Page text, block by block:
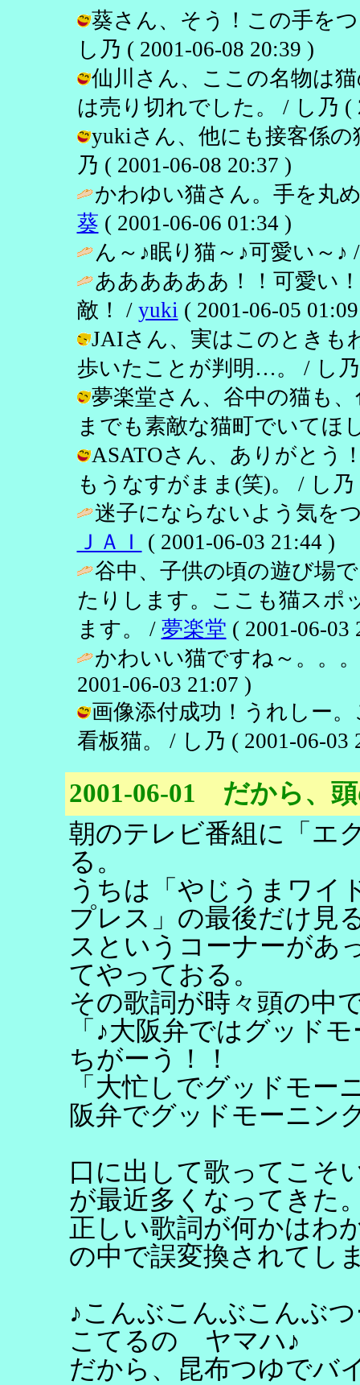
葵さん、そう！この手を
し乃 ( 2001-06-08 20:39 )
仙川さん、ここの名物は
は売り切れでした。 / し乃 (
yukiさん、他にも接客係
乃 ( 2001-06-08 20:37 )
かわゆい猫さん。手を丸
葵 ( 2001-06-06 01:34 )
ん～♪眠り猫～♪可愛い～♪
ああああああ！！可愛い
敵！ / yuki ( 2001-06-05
JAIさん、実はこのときも
歩いたことが判明…。 / し乃
夢楽堂さん、谷中の猫も
までも素敵な猫町でいてほ
ASATOさん、ありがとう
もうなすがまま(笑)。 / し乃
迷子にならないよう気を
ＪＡＩ
( 2001-06-03 21:44 )
谷中、子供の頃の遊び場
たりします。ここも猫スポ
ます。 / 夢楽堂 ( 2001-06-03
かわいい猫ですね～。。
2001-06-03 21:07 )
画像添付成功！うれしー
看板猫。 / し乃 ( 2001-06-03
2001-06-01 だから、
朝のテレビ番組に「エ
る。
うちは「やじうまワイ
プレス」の最後だけ見
スというコーナーがあ
てやっておる。
その歌詞が時々頭の中
「♪大阪弁ではグッド
ちがーう！！
「大忙しでグッドモー
阪弁でグッドモーニン
口に出して歌ってこそ
が最近多くなってきた
正しい歌詞が何かはわ
の中で誤変換されてし
♪こんぶこんぶこんぶ
こてるの ヤマハ♪
だから、昆布つゆでバ